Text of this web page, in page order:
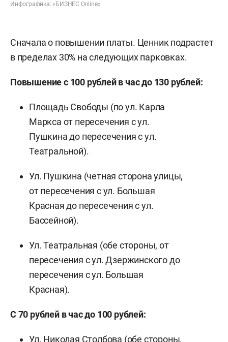
Инфографика: «БИЗНЕС Online»
Сначала о повышении платы. Ценник подрастет
в пределах 30% на следующих парковках.
Повышение с 100 рублей в час до 130 рублей:
Площадь Свободы (по ул. Карла
Маркса от пересечения с ул.
Пушкина до пересечения с ул.
Театральной).
Ул. Пушкина (четная сторона улицы,
от пересечения с ул. Большая
Красная до пересечения с ул.
Бассейной).
Ул. Театральная (обе стороны, от
пересечения с ул. Дзержинского до
пересечения с ул. Большая
Красная).
С 70 рублей в час до 100 рублей:
Ул. Николая Столбова (обе стороны,